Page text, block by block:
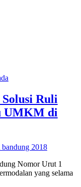
Ruli
UMKM di
2018
Nomor Urut 1
yang selama